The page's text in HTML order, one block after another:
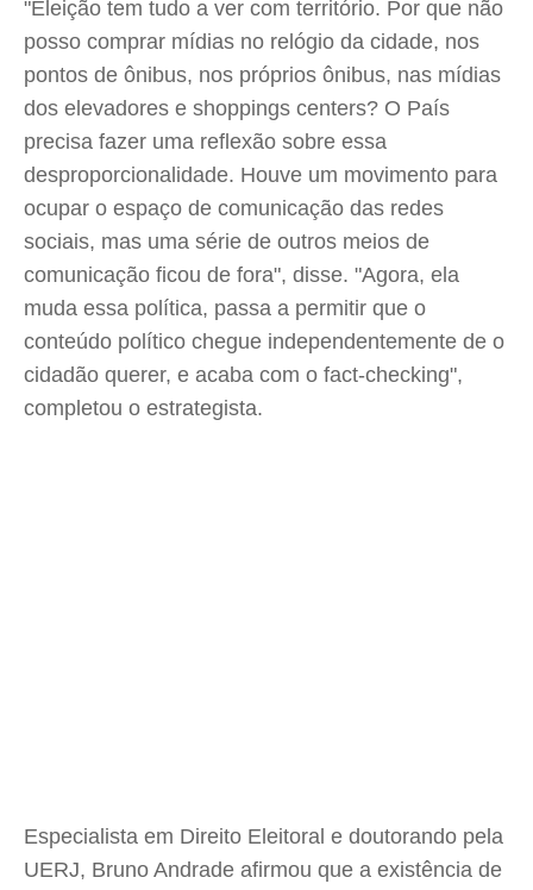
"Eleição tem tudo a ver com território. Por que não
posso comprar mídias no relógio da cidade, nos
pontos de ônibus, nos próprios ônibus, nas mídias
dos elevadores e shoppings centers? O País
precisa fazer uma reflexão sobre essa
desproporcionalidade. Houve um movimento para
ocupar o espaço de comunicação das redes
sociais, mas uma série de outros meios de
comunicação ficou de fora", disse. "Agora, ela
muda essa política, passa a permitir que o
conteúdo político chegue independentemente de o
cidadão querer, e acaba com o fact-checking",
completou o estrategista.
Especialista em Direito Eleitoral e doutorando pela
UERJ, Bruno Andrade afirmou que a existência de